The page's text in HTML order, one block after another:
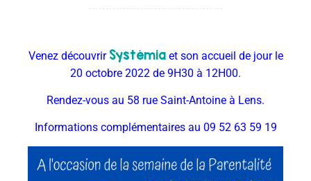
Venez découvrir Systémiaet son accueil de jour le
20 octobre 2022 de 9H30 à 12H00.
Rendez-vous au 58 rue Saint-Antoine à Lens.
Informations complémentaires au 09 52 63 59 19